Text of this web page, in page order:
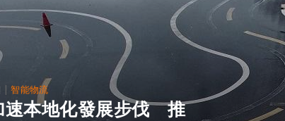
|智能物流
速本地化發展步伐 推